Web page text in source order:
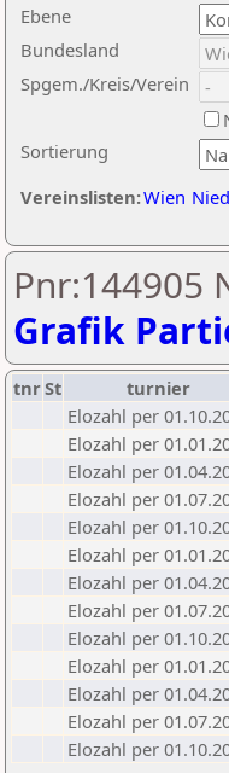
Ebene
Sortierung
Bundesland
Spgem./Kreis/Verein
Vereinslisten:Wien
Pnr:144905
Grafik
tnrSt turnier
Elozahl per
Elozahl per
Elozahl per
Elozahl per
Elozahl per
Elozahl per
Elozahl per
Elozahl per
Elozahl per
Elozahl per
Elozahl per
Elozahl per
Elozahl per